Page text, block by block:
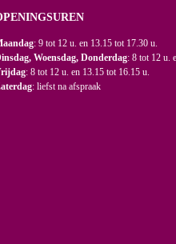
: 9 tot 12 u. en 13.15 tot 17.30 u.
Woensdag, Donderdag: 8 tot 12 u.
: 8 tot 12 u. en 13.15 tot 16.15 u.
: liefst na afspraak